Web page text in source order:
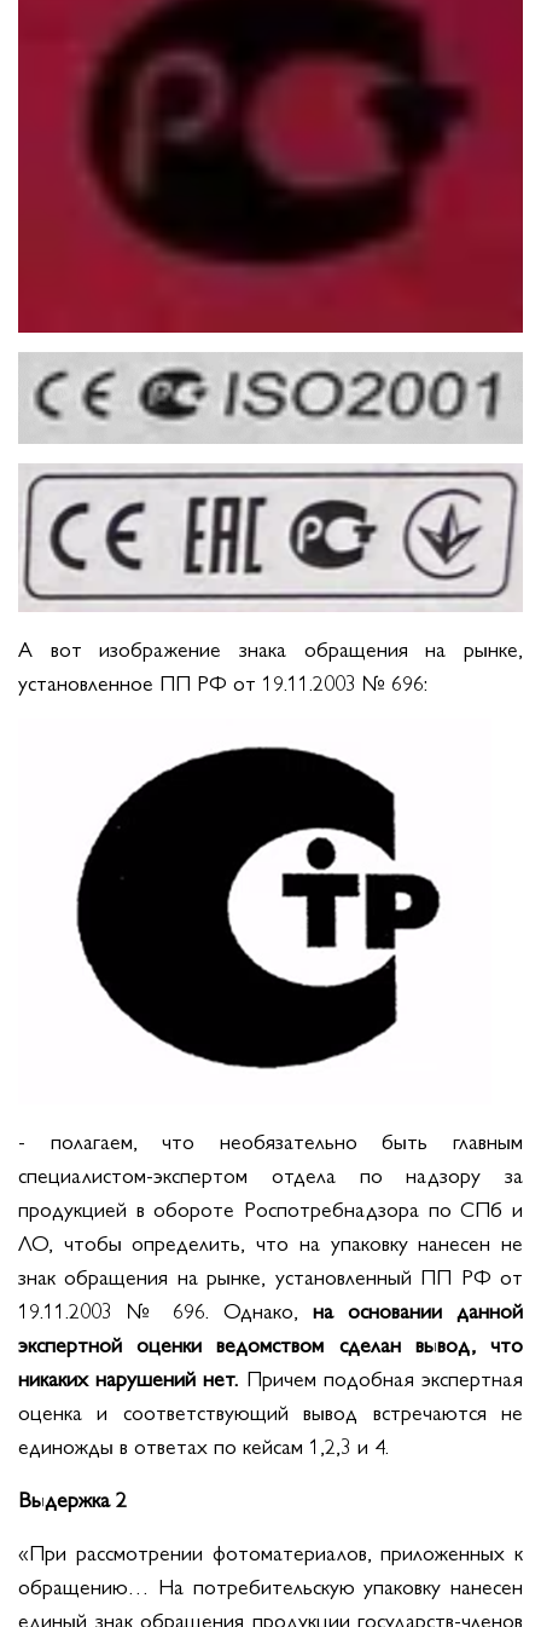
А вот изображение знака обращения на рынке,
установленное ПП РФ от 19.11.2003 № 696:
- полагаем, что необязательно быть главным
специалистом-экспертом отдела по надзору за
продукцией в обороте Роспотребнадзора по СПб и
ЛО, чтобы определить, что на упаковку нанесен не
знак обращения на рынке, установленный ПП РФ от
19.11.2003 № 696. Однако, на основании данной
экспертной оценки ведомством сделан вывод, что
никаких нарушений нет. Причем подобная экспертная
оценка и соответствующий вывод встречаются не
единожды в ответах по кейсам 1,2,3 и 4.
Выдержка 2
«При рассмотрении фотоматериалов, приложенных к
обращению… На потребительскую упаковку нанесен
единый знак обращения продукции государств-членов